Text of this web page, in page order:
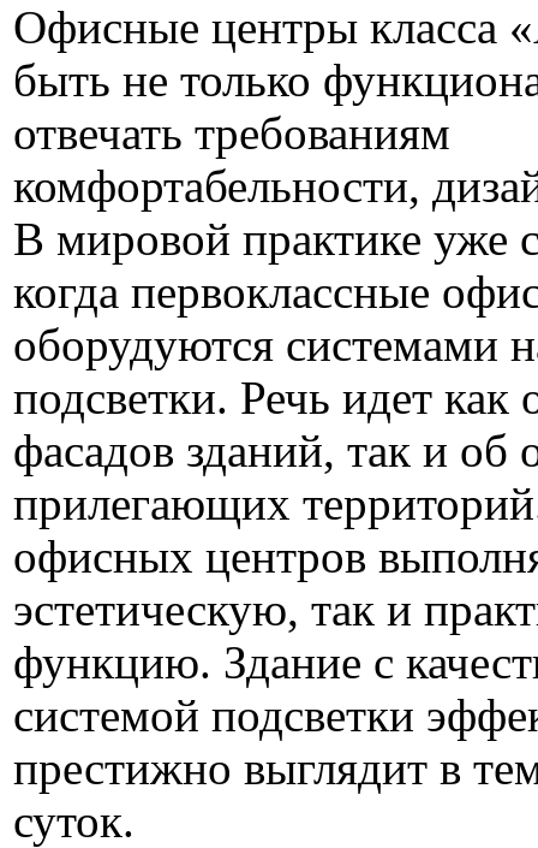
Офисные центры класса
быть не только
отвечать требованиям
комфортабельности,
В мировой практике уже
когда первоклассные
оборудуются системами
подсветки. Речь идет как
фасадов зданий, так и об
прилегающих
офисных центров
эстетическую, так и
функцию. Здание с
системой подсветки
престижно выглядит в
суток.